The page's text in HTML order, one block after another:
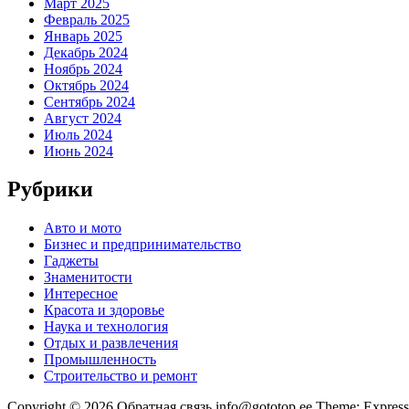
Февраль 2025
Январь 2025
Декабрь 2024
Ноябрь 2024
Октябрь 2024
Сентябрь 2024
Август 2024
Июль 2024
Июнь 2024
Рубрики
Авто и мото
Бизнес и предпринимательство
Гаджеты
Знаменитости
Интересное
Красота и здоровье
Наука и технология
Отдых и развлечения
Промышленность
Строительство и ремонт